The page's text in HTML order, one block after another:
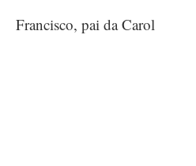
Francisco, pai da Carol